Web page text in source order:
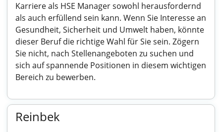
Karriere als HSE Manager sowohl herausfordernd
als auch erfüllend sein kann. Wenn Sie Interesse an
Gesundheit, Sicherheit und Umwelt haben, könnte
dieser Beruf die richtige Wahl für Sie sein. Zögern
Sie nicht, nach Stellenangeboten zu suchen und
sich auf spannende Positionen in diesem wichtigen
Bereich zu bewerben.
Reinbek